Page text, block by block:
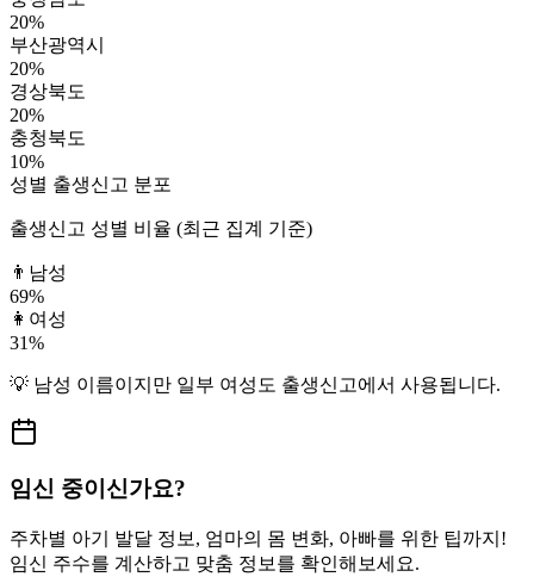
20%
부산광역시
20%
경상북도
20%
충청북도
10%
성별 출생신고 분포
출생신고 성별 비율 (최근 집계 기준)
👨 남성
69%
👩 여성
31%
💡 남성 이름이지만 일부 여성도 출생신고에서 사용됩니다.
임신 중이신가요?
주차별 아기 발달 정보, 엄마의 몸 변화, 아빠를 위한 팁까지!
임신 주수를 계산하고 맞춤 정보를 확인해보세요.